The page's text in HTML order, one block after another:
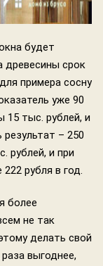
будет
древесины срок
примера сосну
уже 90
15 тыс. рублей, и
– 250
рублей, и при
рубля в год.
более
не так
делать свой
выгоднее,